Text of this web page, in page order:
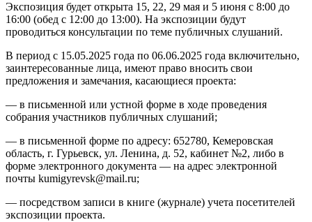
Экспозиция будет открыта 15, 22, 29 мая и 5 июня с 8:00 до
16:00 (обед с 12:00 до 13:00). На экспозиции будут
проводиться консультации по теме публичных слушаний.
В период с 15.05.2025 года по 06.06.2025 года включительно,
заинтересованные лица, имеют право вносить свои
предложения и замечания, касающиеся проекта:
— в письменной или устной форме в ходе проведения
собрания участников публичных слушаний;
— в письменной форме по адресу: 652780, Кемеровская
область, г. Гурьевск, ул. Ленина, д. 52, кабинет №2, либо в
форме электронного документа — на адрес электронной
почты kumigyrevsk@mail.ru;
— посредством записи в книге (журнале) учета посетителей
экспозиции проекта.